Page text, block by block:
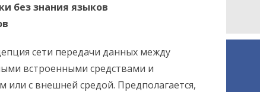
без знания языков
сети передачи данных между
встроенными средствами и
или с внешней средой. Предполагается,